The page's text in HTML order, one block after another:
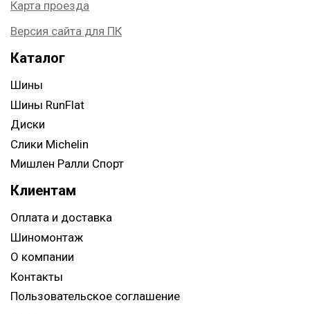
Карта проезда
Версия сайта для ПК
Каталог
Шины
Шины RunFlat
Диски
Слики Michelin
Мишлен Ралли Спорт
Клиентам
Оплата и доставка
Шиномонтаж
О компании
Контакты
Пользовательское соглашение